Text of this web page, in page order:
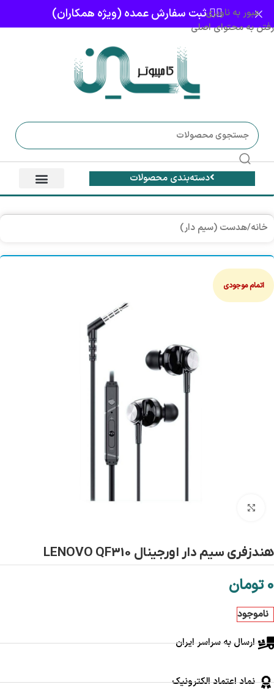
عبور به ناوبری
رفتن به محتوای اصلی
👈🏻 ثبت سفارش عمده (ویژه همکاران)
دسته‌بندی محصولات
خانه/هدست (سیم دار)
اتمام موجودی
هندزفری سیم دار اورجینال LENOVO QF310
0 تومان
ناموجود
ارسال به سراسر ایران
نماد اعتماد الکترونیک